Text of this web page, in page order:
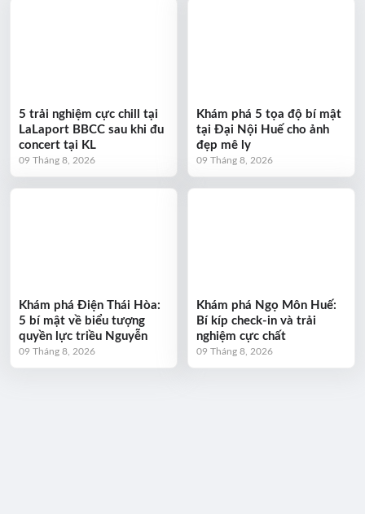
5 trải nghiệm cực chill tại
LaLaport BBCC sau khi đu
concert tại KL
09 Tháng 8, 2026
Khám phá 5 tọa độ bí mật
tại Đại Nội Huế cho ảnh
đẹp mê ly
09 Tháng 8, 2026
Khám phá Điện Thái Hòa:
5 bí mật về biểu tượng
quyền lực triều Nguyễn
09 Tháng 8, 2026
Khám phá Ngọ Môn Huế:
Bí kíp check-in và trải
nghiệm cực chất
09 Tháng 8, 2026